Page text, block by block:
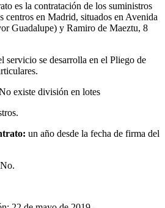
es la contratación de los suministros
centros en Madrid, situados en Avenida
Guadalupe) y Ramiro de Maeztu, 8
servicio se desarrolla en el Pliego de
existe división en lotes
un año desde la fecha de firma del
No.